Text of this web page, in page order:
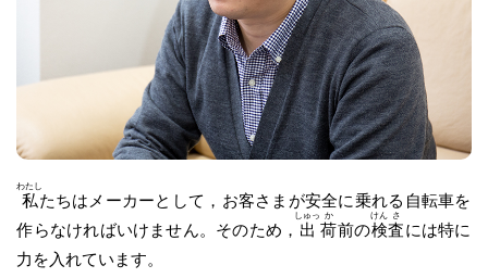
私
わたし
たちはメーカーとして，お客さまが安全に乗れる自転車を
作らなければいけません。そのため， 出
しゅっ
荷
か
前の検
けん
査
さ
には特に
力を入れています。